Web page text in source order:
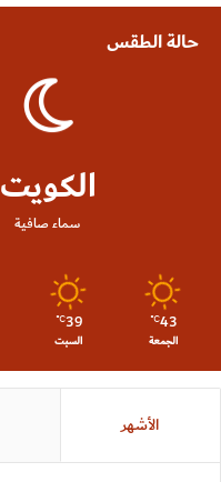
حالة الطقس
الكويت
سماء صافية
43
℃
الجمعة
39
℃
السبت
الأشهر